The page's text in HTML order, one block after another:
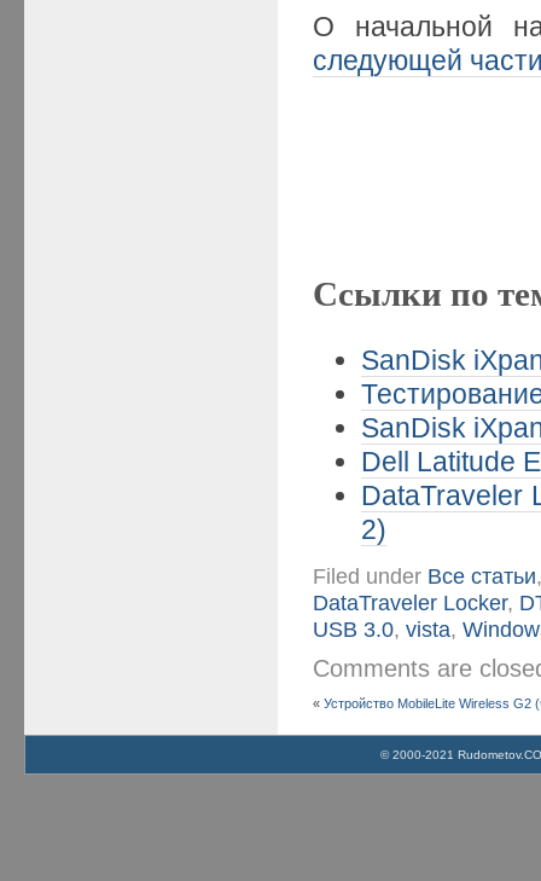
О начальной
следующей
Ссылки по
SanDisk
SanDisk
Dell Latitude
DataTraveler
2)
Filed under Все статьи
DataTraveler Locker,
USB 3.0,vista,
Comments are
«Устройство MobileLite Wireless G2
© 2000-2021